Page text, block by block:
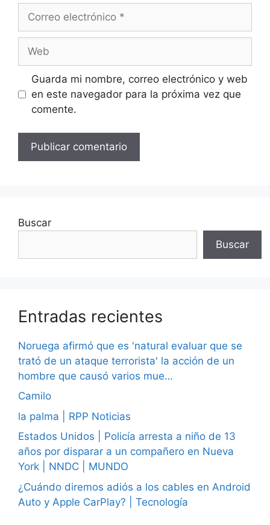
Correo
Web
Guarda mi nombre, correo electrónico y web
en este navegador para la próxima vez que
comente.
Buscar
Buscar
Entradas recientes
Noruega afirmó que es 'natural evaluar que se
trató de un ataque terrorista' la acción de un
hombre que causó varios mue…
Camilo
la palma | RPP Noticias
Estados Unidos | Policía arresta a niño de 13
años por disparar a un compañero en Nueva
York | NNDC | MUNDO
¿Cuándo diremos adiós a los cables en Android
Auto y Apple CarPlay? | Tecnología